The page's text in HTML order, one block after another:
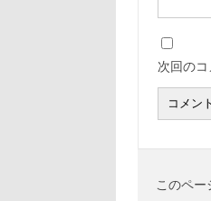
次回の
このペー